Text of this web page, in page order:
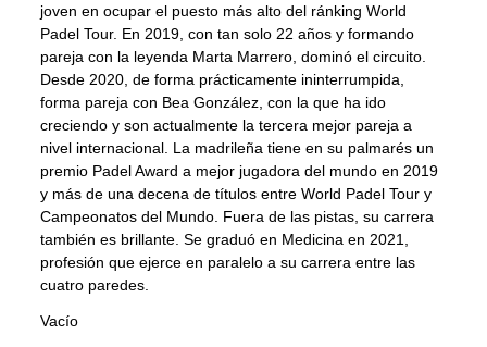
joven en ocupar el puesto más alto del ránking World
Padel Tour. En 2019, con tan solo 22 años y formando
pareja con la leyenda Marta Marrero, dominó el circuito.
Desde 2020, de forma prácticamente ininterrumpida,
forma pareja con Bea González, con la que ha ido
creciendo y son actualmente la tercera mejor pareja a
nivel internacional. La madrileña tiene en su palmarés un
premio Padel Award a mejor jugadora del mundo en 2019
y más de una decena de títulos entre World Padel Tour y
Campeonatos del Mundo. Fuera de las pistas, su carrera
también es brillante. Se graduó en Medicina en 2021,
profesión que ejerce en paralelo a su carrera entre las
cuatro paredes.
Vacío